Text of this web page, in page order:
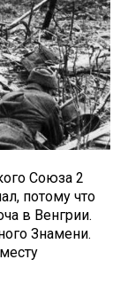
Союза 2
потому что
в Венгрии.
Знамени.